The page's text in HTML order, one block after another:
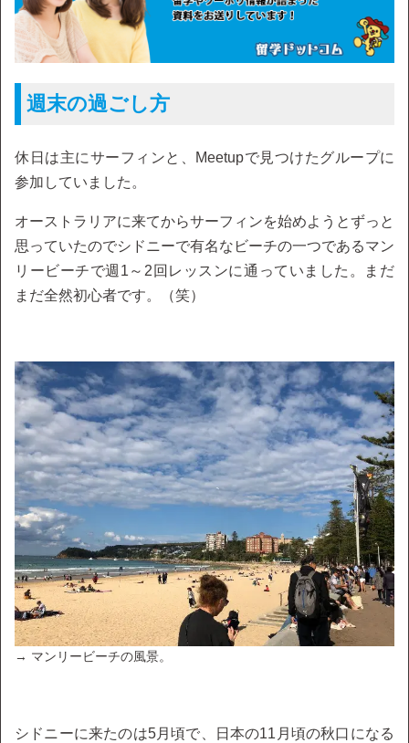
週末の過ごし方
休日は主にサーフィンと、Meetupで見つけたグループに
参加していました。
オーストラリアに来てからサーフィンを始めようとずっと
思っていたのでシドニーで有名なビーチの一つであるマン
リービーチで週1～2回レッスンに通っていました。まだ
まだ全然初心者です。（笑）
→ マンリービーチの風景。
シドニーに来たのは5月頃で、日本の11月頃の秋口になる